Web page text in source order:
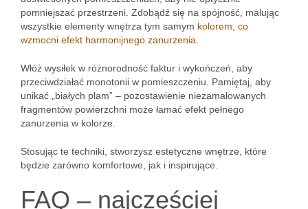
pomniejszać przestrzeni. Zdobądź się na spójność, malując
wszystkie elementy wnętrza tym samym kolorem, co
wzmocni efekt harmonijnego zanurzenia
Włóż wysiłek w różnorodność faktur i wykończeń, aby
przeciwdziałać monotonii w pomieszczeniu. Pamiętaj, aby
unikać „białych plam” – pozostawienie niezamalowanych
fragmentów powierzchni może łamać efekt pełnego
zanurzenia w kolorze.
Stosując te techniki, stworzysz estetyczne wnętrze, które
będzie zarówno komfortowe, jak i inspirujące.
FAQ – najczęściej